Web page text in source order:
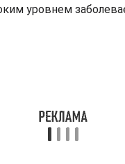
уровнем